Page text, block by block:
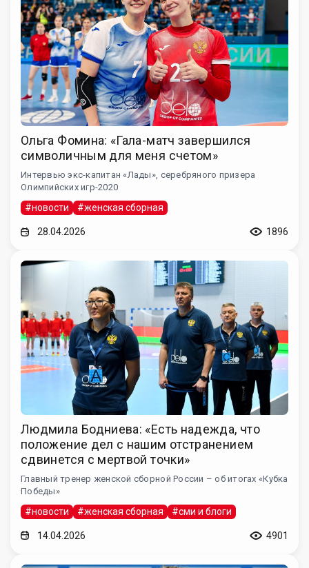
Ольга Фомина: «Гала-матч завершился
символичным для меня счетом»
Интервью экс-капитан «Лады», серебряного призера
Олимпийских игр-2020
#новости #женская сборная
28.04.2026 1896
Людмила Бодниева: «Есть надежда, что
положение дел с нашим отстранением
сдвинется с мертвой точки»
Главный тренер женской сборной России – об итогах «Кубка
Победы»
#новости #женская сборная #сми и блоги
14.04.2026 4901